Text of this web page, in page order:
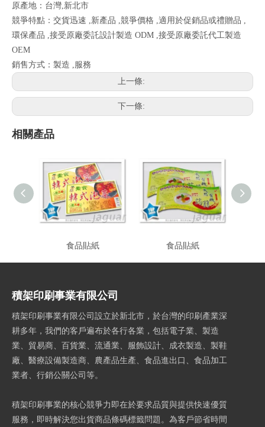
原產地：台灣,新北市
競爭特點：交貨迅速 ,新產品 ,競爭價格 ,適用於促銷品或禮贈品 ,
環保產品 ,接受原廠委託設計製造 ODM ,接受原廠委託代工製造
OEM
銷售方式：製造 ,服務
上一條:
下一條:
相關產品
食品貼紙 食品貼紙
積架印刷事業有限公司
積架印刷事業有限公司設立於新北市，於台灣的印刷產業深
耕多年，我們的客戶遍布於各行各業，包括電子業、製造
業、貿易商、百貨業、流通業、服飾設計、成衣製造、製鞋
廠、醫療設備製造商、農產品生產、食品進出口、食品加工
業者、行銷公關公司等。
積架印刷事業的核心競爭力即在於要求品質與提供快速優質
服務，即時解決您出貨商品條碼標籤問題。為客戶節省時間